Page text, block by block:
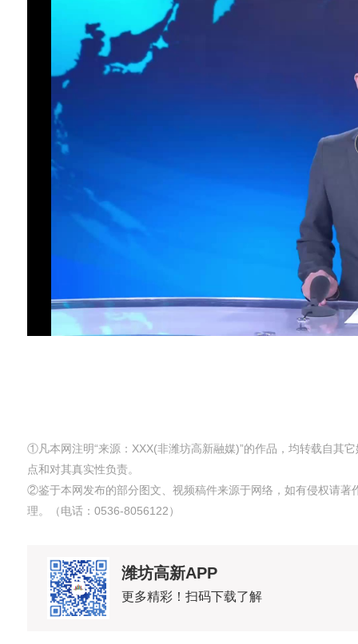
①凡本网注明“来源：XXX(非潍坊高新融媒)”的作品，均转载自其
点和对其真实性负责。
②鉴于本网发布的部分图文、视频稿件来源于网络，如有侵权请
理。（电话：0536-8056122）
潍坊高新APP
更多精彩！扫码下载了解